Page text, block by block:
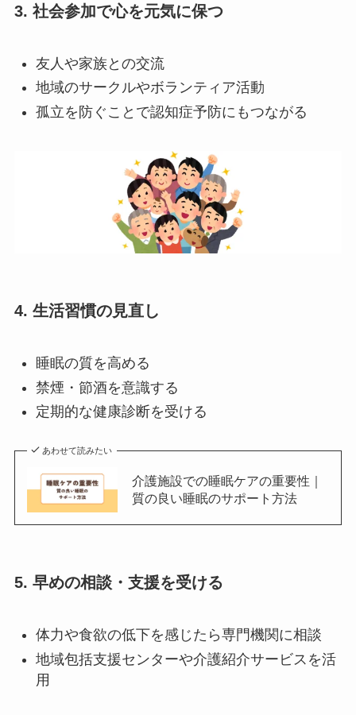
3. 社会参加で心を元気に保つ
友人や家族との交流
地域のサークルやボランティア活動
孤立を防ぐことで認知症予防にもつながる
4. 生活習慣の見直し
睡眠の質を高める
禁煙・節酒を意識する
定期的な健康診断を受ける
あわせて読みたい
介護施設での睡眠ケアの重要性｜
質の良い睡眠のサポート方法
5. 早めの相談・支援を受ける
体力や食欲の低下を感じたら専門機関に相談
地域包括支援センターや介護紹介サービスを活
用